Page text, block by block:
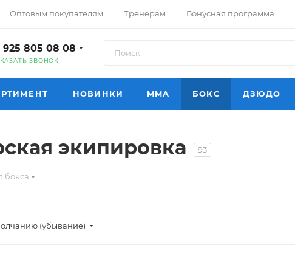
Оптовым покупателям Тренерам Бонусная программа
925 805 08 08
ЗВОНОК
НОВИНКИ MMA БОКС ДЗЮДО
экипировка 93
бокса
(убывание)